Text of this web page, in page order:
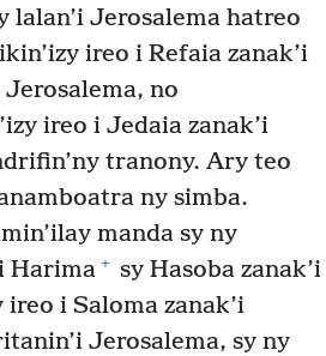
lalan’i Jerosalema hatreo
ireo i Refaia zanak’i
no
ireo i Jedaia zanak’i
tranony. Ary teo
ny simba.
manda sy ny
Harima + sy Hasoba zanak’i
i Saloma zanak’i
Jerosalema, sy ny